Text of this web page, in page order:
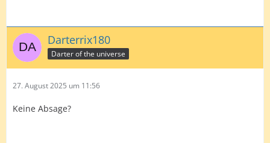
Darterrix180
Darter of the universe
27. August 2025 um 11:56
Keine Absage?